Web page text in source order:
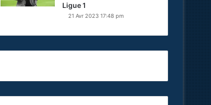
Ligue 1
21 Avr 2023 17:48 pm